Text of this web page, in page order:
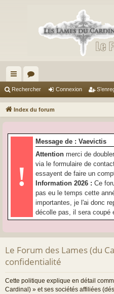
cc
ès
pi
or
u
s
Rechercher Connexion
Index du forum
!
Message de : Vaevictis
Attention merci de
via le formulaire de
essayent de faire un
Information 2026 : Ce
pas eu le temps cette
importantes, je l'ai donc
décolle pas, il sera coupé
Le Forum des Lames (du
confidentialité
Cette politique explique en détail
Cardinal) » et ses sociétés affiliées